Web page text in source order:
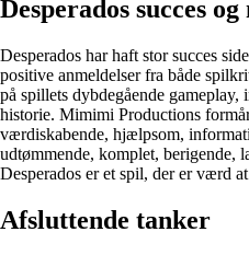
Desperados succes
Desperados har haft stor succes
positive anmeldelser fra både
på spillets dybdegående gameplay,
historie. Mimimi Productions
værdiskabende, hjælpsom,
udtømmende, komplet, berigende,
Desperados er et spil, der er værd
Afsluttende tanker